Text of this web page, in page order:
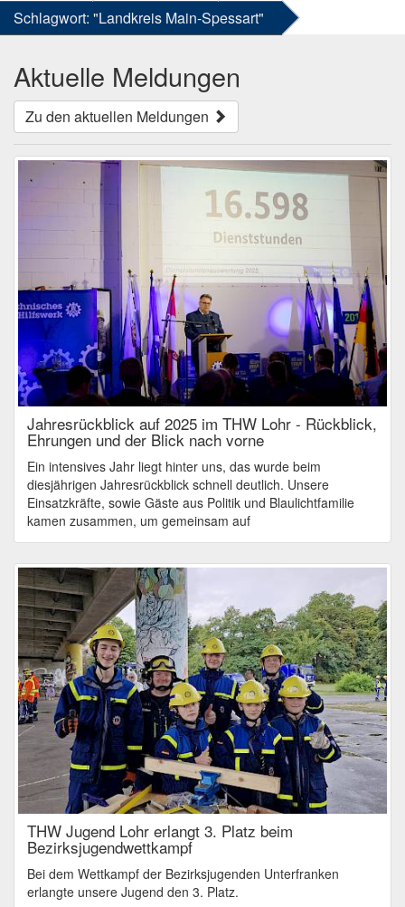
Schlagwort: "Landkreis Main-Spessart"
Aktuelle Meldungen
Zu den aktuellen Meldungen
Jahresrückblick auf 2025 im THW Lohr - Rückblick,
Ehrungen und der Blick nach vorne
Ein intensives Jahr liegt hinter uns, das wurde beim
diesjährigen Jahresrückblick schnell deutlich. Unsere
Einsatzkräfte, sowie Gäste aus Politik und Blaulichtfamilie
kamen zusammen, um gemeinsam auf
THW Jugend Lohr erlangt 3. Platz beim
Bezirksjugendwettkampf
Bei dem Wettkampf der Bezirksjugenden Unterfranken
erlangte unsere Jugend den 3. Platz.